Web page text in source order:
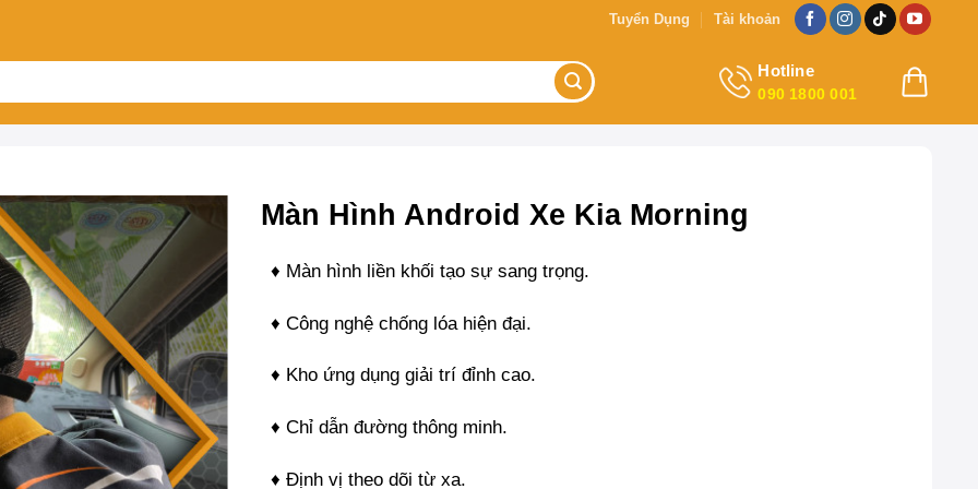
Tuyển Dụng Tài khoản
Hotline
090 1800 001
Màn Hình Android Xe Kia Morning
♦ Màn hình liền khối tạo sự sang trọng.
♦ Công nghệ chống lóa hiện đại.
♦ Kho ứng dụng giải trí đỉnh cao.
♦ Chỉ dẫn đường thông minh.
♦ Định vị theo dõi từ xa.